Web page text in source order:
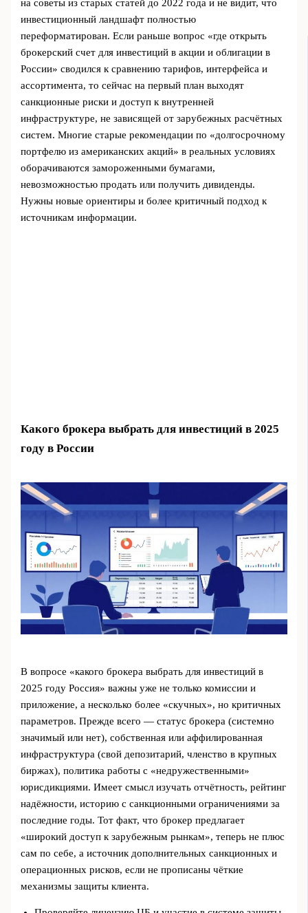
на советы из старых статей до 2022 года и не видит, что
инвестиционный ландшафт полностью
переформатирован. Если раньше вопрос «где открыть
брокерский счет для инвестиций в акции и облигации в
России» сводился к сравнению тарифов, интерфейса и
ассортимента, то сейчас на первый план выходят
санкционные риски и доступ к внутренней
инфраструктуре, не зависящей от зарубежных расчётных
систем. Многие старые рекомендации по «долгосрочному
портфелю из американских акций» в реальных условиях
оборачиваются замороженными бумагами,
невозможностью продать или получить дивиденды.
Нужны новые ориентиры и более критичный подход к
источникам информации.
Какого брокера выбрать для инвестиций в 2025
году в России
В вопросе «какого брокера выбрать для инвестиций в
2025 году Россия» важны уже не только комиссии и
приложение, а несколько более «скучных», но критичных
параметров. Прежде всего — статус брокера (системно
значимый или нет), собственная или аффилированная
инфраструктура (свой депозитарий, членство в крупных
биржах), политика работы с «недружественными»
юрисдикциями. Имеет смысл изучать отчётность, рейтинг
надёжности, историю с санкционными ограничениями за
последние годы. Тот факт, что брокер предлагает
«широкий доступ к зарубежным рынкам», теперь не плюс
сам по себе, а источник дополнительных санкционных и
операционных рисков, если не прописаны чёткие
механизмы защиты клиента.